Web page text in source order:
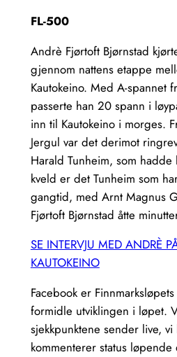
FL-500
Andrè Fjørtoft Bjørnstad
gjennom nattens etappe
Kautokeino. Med A-spannet
passerte han 20 spann i
inn til Kautokeino i morges.
Jergul var det derimot
Harald Tunheim, som hadde
kveld er det Tunheim som
gangtid, med Arnt Magnus
Fjørtoft Bjørnstad åtte
SE INTERVJU MED ANDRÈ
KAUTOKEINO
Facebook er
formidle utviklingen i løpet.
sjekkpunktene sender live,
kommenterer status løpende